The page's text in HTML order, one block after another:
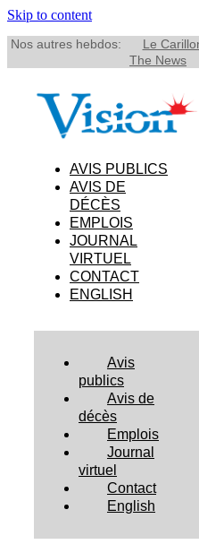
Skip to content
Nos autres hebdos: Le
The News
AVIS PUBLICS
AVIS DE
DÉCÈS
EMPLOIS
JOURNAL
VIRTUEL
CONTACT
ENGLISH
Avis
publics
Avis de
décès
Emplois
Journal
virtuel
Contact
English